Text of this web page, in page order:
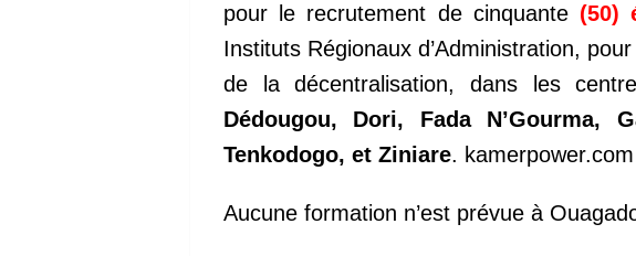
pour le recrutement de cinquante (50)
Instituts Régionaux d’Administration,
de la décentralisation, dans les
Dédougou, Dori, Fada N’Gourma,
Tenkodogo, et Ziniare. kamerpower.com
Aucune formation n’est prévue à